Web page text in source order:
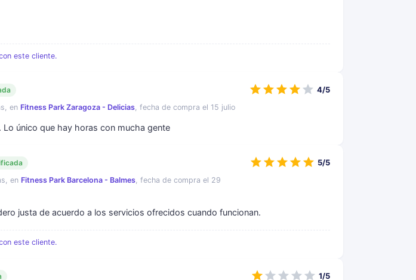
este cliente.
en Fitness Park Zaragoza - Delicias, fecha de compra el 15 julio
Lo único que hay horas con mucha gente
4/5
en Fitness Park Barcelona - Balmes, fecha de compra el 29
justa de acuerdo a los servicios ofrecidos cuando funcionan.
5/5
este cliente.
1/5